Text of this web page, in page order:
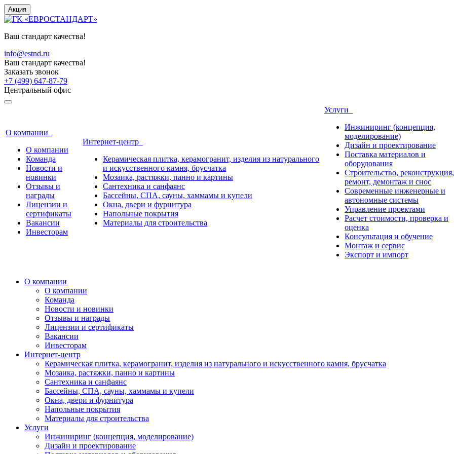
Акция
Ваш стандарт качества!
info@estnd.ru
Ваш стандарт качества!
Заказать звонок
+7 (499) 647-87-79
Центральный офис
О компании
О компании
Команда
Новости и
новинки
Отзывы и
награды
Лицензии и
сертификаты
Вакансии
Инвесторам
Интернет-центр
Керамическая плитка, керамогранит, изделия из натурального
и искусственного камня, брусчатка
Мозаика, растяжки, панно и картины
Сантехника и санфаянс
Бассейны, СПА, сауны, хаммамы и купели
Окна, двери и фурнитура
Напольные покрытия
Материалы для строительства
Услуги
Инжиниринг (концепция,
моделирование)
Дизайн и проектирование
Поставка материалов и
оборудования
Строительство, реконструкция,
ремонт, демонтаж и снос
Современные инженерные и
автономные системы
Управление проектами
Расчет стоимости, проверка и
оценка
Консультация и обучение
Монтаж и сервис
Экспорт и импорт
О компании
О компании
Команда
Новости и новинки
Отзывы и награды
Лицензии и сертификаты
Вакансии
Инвесторам
Интернет-центр
Керамическая плитка, керамогранит, изделия из натурального и искусственного камня, брусчатка
Мозаика, растяжки, панно и картины
Сантехника и санфаянс
Бассейны, СПА, сауны, хаммамы и купели
Окна, двери и фурнитура
Напольные покрытия
Материалы для строительства
Услуги
Инжиниринг (концепция, моделирование)
Дизайн и проектирование